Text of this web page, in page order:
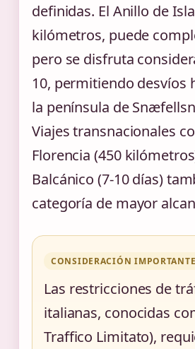
definidas. El Anillo de
kilómetros, puede
pero se disfruta
10, permitiendo desvíos
la península de
Viajes transnacionales
Florencia (450
Balcánico (7-10 días)
categoría de mayor
CONSIDERACIÓN IMPORTANTE
Las restricciones de
italianas, conocidas
Traffico Limitato),